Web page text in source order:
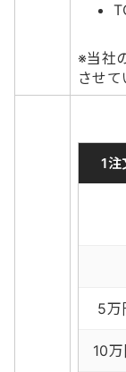
※当社
させて
1注
5万
10